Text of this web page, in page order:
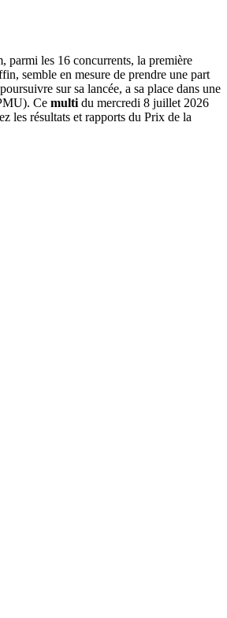
parmi les 16 concurrents, la première
semble en mesure de prendre une part
sur sa lancée, a sa place dans une
Ce multi du mercredi 8 juillet 2026
les résultats et rapports du Prix de la